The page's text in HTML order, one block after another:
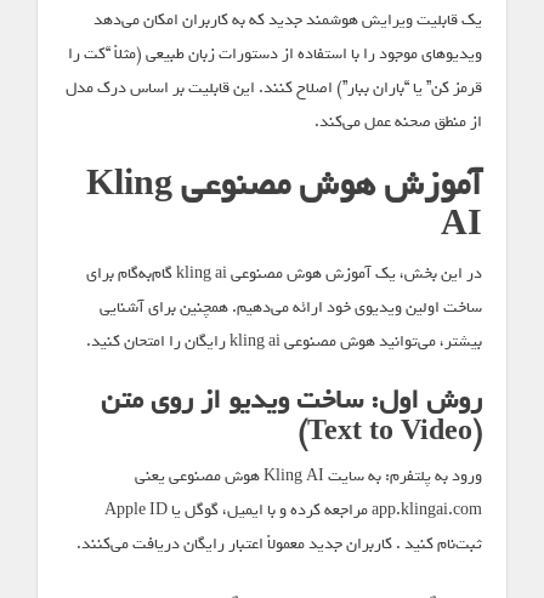
یک قابلیت ویرایش هوشمند جدید که به کاربران امکان می‌دهد
ویدیوهای موجود را با استفاده از دستورات زبان طبیعی (مثلاً “کت را
قرمز کن” یا “باران ببار”) اصلاح کنند. این قابلیت بر اساس درک مدل
از منطق صحنه عمل می‌کند.
آموزش هوش مصنوعی Kling
AI
در این بخش، یک آموزش هوش مصنوعی kling ai گام‌به‌گام برای
ساخت اولین ویدیوی خود ارائه می‌دهیم. همچنین برای آشنایی
بیشتر، می‌توانید هوش مصنوعی kling ai رایگان را امتحان کنید.
روش اول: ساخت ویدیو از روی متن
(Text to Video)
ورود به پلتفرم: به سایت Kling AI هوش مصنوعی یعنی
app.klingai.com مراجعه کرده و با ایمیل، گوگل یا Apple ID
ثبت‌نام کنید . کاربران جدید معمولاً اعتبار رایگان دریافت می‌کنند.